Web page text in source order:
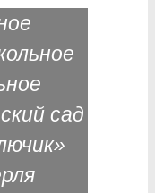
сад